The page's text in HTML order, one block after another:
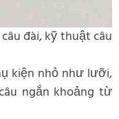
đài, kỹ thuật câu
kiện nhỏ như lưỡi,
ngắn khoảng từ